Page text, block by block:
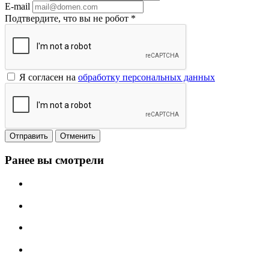
E-mail
Подтвердите, что вы не робот *
Я согласен на обработку персональных данных
Отменить
Ранее вы смотрели